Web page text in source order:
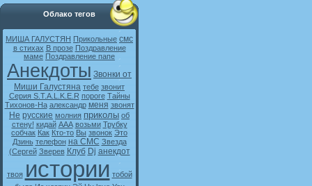
Облако тегов
МИША ГАЛУСТЯН Прикольные смс
в стихах В прозе Поздравление
маме Поздравление папе
Анекдоты Звонки от
Миши Галустяна тебе звонит
Серия S.T.A.L.K.E.R пороге Тайны
Тихонов-На александр меня звонят
Не русские молния приколы об
стену! кидай ААА возьми Трубку
собчак Как Кто-то Вы звонок Это
Дзинь телефон на СМС Звезда
(Сергей Зверев Клуб Dj анекдот
твоя истории тобой